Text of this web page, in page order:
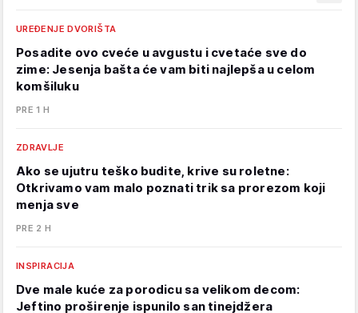
UREĐENJE DVORIŠTA
Posadite ovo cveće u avgustu i cvetaće sve do
zime: Jesenja bašta će vam biti najlepša u celom
komšiluku
PRE 1 H
ZDRAVLJE
Ako se ujutru teško budite, krive su roletne:
Otkrivamo vam malo poznati trik sa prorezom koji
menja sve
PRE 2 H
INSPIRACIJA
Dve male kuće za porodicu sa velikom decom:
Jeftino proširenje ispunilo san tinejdžera